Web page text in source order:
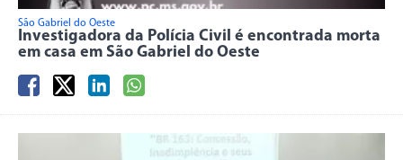
São Gabriel do Oeste
Investigadora da Polícia Civil é encontrada morta
em casa em São Gabriel do Oeste